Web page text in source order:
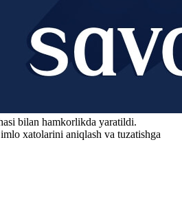
bilan hamkorlikda yaratildi.
xatolarini aniqlash va tuzatishga